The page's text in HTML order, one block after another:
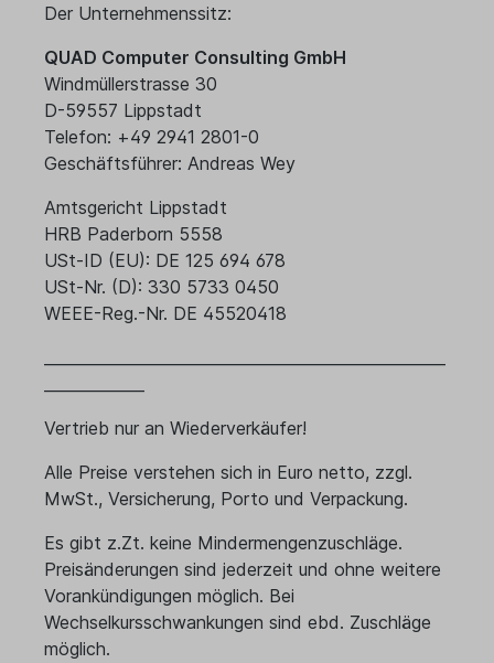
Der Unternehmenssitz:
QUAD Computer Consulting GmbH
Windmüllerstrasse 30
D-59557 Lippstadt
Telefon: +49 2941 2801-0
Geschäftsführer: Andreas Wey
Amtsgericht Lippstadt
HRB Paderborn 5558
USt-ID (EU): DE 125 694 678
USt-Nr. (D): 330 5733 0450
WEEE-Reg.-Nr. DE 45520418
Vertrieb nur an Wiederverkäufer!
Alle Preise verstehen sich in Euro netto, zzgl.
MwSt., Versicherung, Porto und Verpackung.
Es gibt z.Zt. keine Mindermengenzuschläge.
Preisänderungen sind jederzeit und ohne weitere
Vorankündigungen möglich. Bei
Wechselkursschwankungen sind ebd. Zuschläge
möglich.